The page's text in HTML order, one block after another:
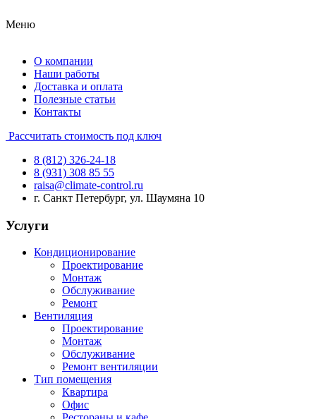
Меню
О компании
Наши работы
Доставка и оплата
Полезные статьи
Контакты
Рассчитать стоимость под ключ
8 (812) 326-24-18
8 (931) 308 85 55
raisa@climate-control.ru
г. Санкт Петербург, ул. Шаумяна 10
Услуги
Кондиционирование
Проектирование
Монтаж
Обслуживание
Ремонт
Вентиляция
Проектирование
Монтаж
Обслуживание
Ремонт вентиляции
Тип помещения
Квартира
Офис